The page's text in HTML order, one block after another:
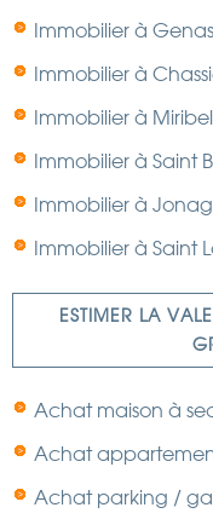
Immobilier à Genas
Immobilier à
Immobilier à Miribel
Immobilier à Saint
Immobilier à
Immobilier à Saint
ESTIMER LA
Achat maison à
Achat
Achat parking /